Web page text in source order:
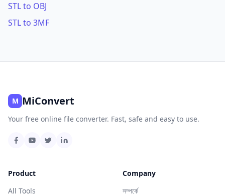
STL to OBJ
STL to 3MF
M MiConvert
Your free online file converter. Fast, safe and easy to use.
Product
All Tools
Company
সম্পর্কে